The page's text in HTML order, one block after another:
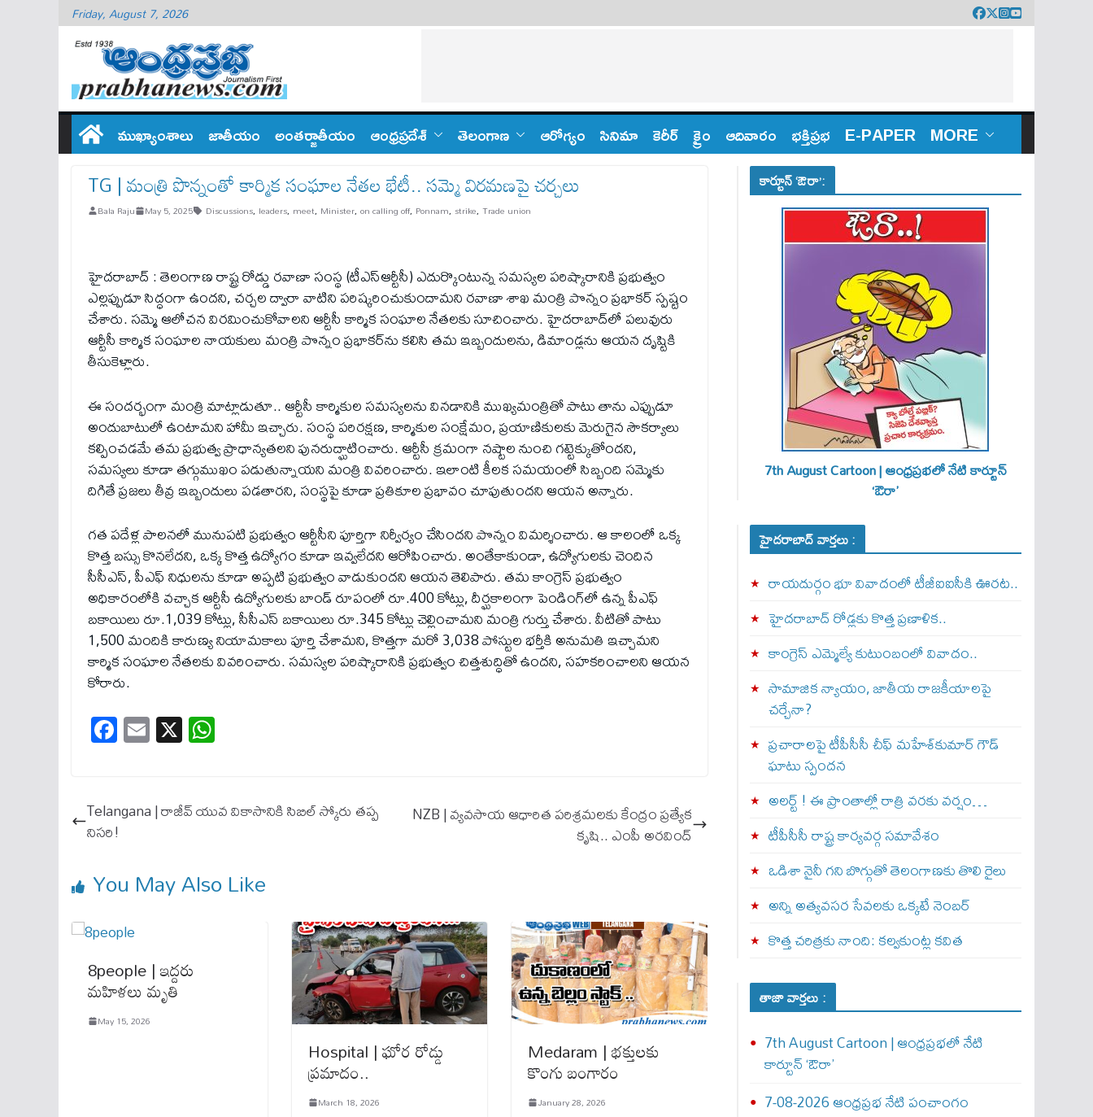
Friday, August 7, 2026
ముఖ్యాంశాలు జాతీయం అంతర్జాతీయం ఆంధ్ర‌ప్ర‌దేశ్ తెలంగాణ‌ ఆరోగ్యం సినిమా కెరీర్ క్రైం ఆదివారం భక్తిప్రభ E-PAPER MORE
TG | మంత్రి పొన్నంతో కార్మిక సంఘాల నేతల భేటీ.. సమ్మె విరమణపై చర్చలు
Bala Raju May 5, 2025 Discussions, leaders, meet, Minister, on calling off, Ponnam, strike, Trade union
హైదరాబాద్ : తెలంగాణ రాష్ట్ర రోడ్డు రవాణా సంస్థ (టీఎస్ఆర్టీసీ) ఎదుర్కొంటున్న సమస్యల పరిష్కారానికి ప్రభుత్వం
ఎల్లప్పుడూ సిద్ధంగా ఉందని, చర్చల ద్వారా వాటిని పరిష్కరించుకుందామని రవాణా శాఖ మంత్రి పొన్నం ప్రభాకర్ స్పష్టం
చేశారు. సమ్మె ఆలోచన విరమించుకోవాలని ఆర్టీసీ కార్మిక సంఘాల నేతలకు సూచించారు. హైదరాబాద్‌లో పలువురు
ఆర్టీసీ కార్మిక సంఘాల నాయకులు మంత్రి పొన్నం ప్రభాకర్‌ను కలిసి తమ ఇబ్బందులను, డిమాండ్లను ఆయన దృష్టికి
తీసుకెళ్లారు.
ఈ సందర్భంగా మంత్రి మాట్లాడుతూ.. ఆర్టీసీ కార్మికుల సమస్యలను వినడానికి ముఖ్యమంత్రితో పాటు తాను ఎప్పుడూ
అందుబాటులో ఉంటామని హామీ ఇచ్చారు. సంస్థ పరిరక్షణ, కార్మికుల సంక్షేమం, ప్రయాణికులకు మెరుగైన సౌకర్యాలు
కల్పించడమే తమ ప్రభుత్వ ప్రాధాన్యతలని పునరుద్ఘాటించారు. ఆర్టీసీ క్రమంగా నష్టాల నుంచి గట్టెక్కుతోందని,
సమస్యలు కూడా తగ్గుముఖం పడుతున్నాయని మంత్రి వివరించారు. ఇలాంటి కీలక సమయంలో సిబ్బంది సమ్మెకు
దిగితే ప్రజలు తీవ్ర ఇబ్బందులు పడతారని, సంస్థపై కూడా ప్రతికూల ప్రభావం చూపుతుందని ఆయన అన్నారు.
గత పదేళ్ల పాలనలో మునుపటి ప్రభుత్వం ఆర్టీసీని పూర్తిగా నిర్వీర్యం చేసిందని పొన్నం విమర్శించారు. ఆ కాలంలో ఒక్క
కొత్త బస్సు కొనలేదని, ఒక్క కొత్త ఉద్యోగం కూడా ఇవ్వలేదని ఆరోపించారు. అంతేకాకుండా, ఉద్యోగులకు చెందిన
సీసీఎస్, పీఎఫ్ నిధులను కూడా అప్పటి ప్రభుత్వం వాడుకుందని ఆయన తెలిపారు. తమ కాంగ్రెస్ ప్రభుత్వం
అధికారంలోకి వచ్చాక ఆర్టీసీ ఉద్యోగులకు బాండ్ రూపంలో రూ.400 కోట్లు, దీర్ఘకాలంగా పెండింగ్‌లో ఉన్న పీఎఫ్
బకాయిలు రూ.1,039 కోట్లు, సీసీఎస్ బకాయిలు రూ.345 కోట్లు చెల్లించామని మంత్రి గుర్తు చేశారు. వీటితో పాటు
1,500 మందికి కారుణ్య నియామకాలు పూర్తి చేశామని, కొత్తగా మరో 3,038 పోస్టుల భర్తీకి అనుమతి ఇచ్చామని
కార్మిక సంఘాల నేతలకు వివరించారు. సమస్యల పరిష్కారానికి ప్రభుత్వం చిత్తశుద్ధితో ఉందని, సహకరించాలని ఆయన
కోరారు.
Fa
ce
ok
E
m
X
A
Telangana | రాజీవ్ యువ వికాసానికి సిబిల్ స్కోరు తప్ప
నిసరి!
NZB | వ్యవసాయ ఆధారిత పరిశ్రమలకు కేంద్రం ప్రత్యేక
కృషి.. ఎంపీ అరవింద్
You May Also Like
8people | ఇద్దరు
మహిళలు మృతి
May 15, 2026
Hospital | ఘోర‌ రోడ్డు
ప్రమాదం..
March 18, 2026
Medaram | భక్తులకు
కొంగు బంగారం
January 28, 2026
కార్టూన్ ‘ఔరా’:
7th August Cartoon | ఆంధ్రప్రభలో నేటి కార్టూన్
‘ఔరా’
హైదరాబాద్ వార్తలు :
రాయదుర్గం భూ వివాదంలో టీజీఐఐసీకి ఊరట..
హైదరాబాద్ రోడ్లకు కొత్త ప్రణాళిక..
కాంగ్రెస్ ఎమ్మెల్యే కుటుంబంలో వివాదం..
సామాజిక న్యాయం, జాతీయ రాజకీయాలపై
చర్చేనా?
ప్రచారాలపై టీపీసీసీ చీఫ్ మహేశ్‌కుమార్ గౌడ్
ఘాటు స్పందన
అల‌ర్ట్ ! ఈ ప్రాంతాల్లో రాత్రి వరకు వర్షం…
టీపీసీసీ రాష్ట్ర కార్యవర్గ సమావేశం
ఒడిశా నైనీ గని బొగ్గుతో తెలంగాణకు తొలి రైలు
అన్ని అత్యవసర సేవలకు ఒక్క‌టే నెంబ‌ర్‌
కొత్త చరిత్రకు నాంది: క‌ల్వ‌కుంట్ల కవిత
తాజా వార్తలు :
7th August Cartoon | ఆంధ్రప్రభలో నేటి
కార్టూన్ ‘ఔరా’
7-08-2026 ఆంధ్రప్రభ నేటి పంచాంగం